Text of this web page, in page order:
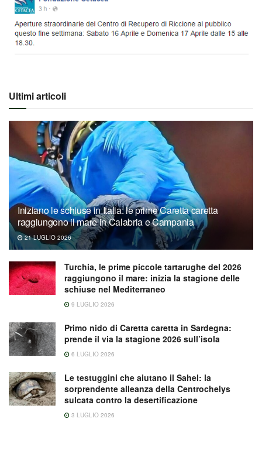
Ultimi articoli
Iniziano le schiuse in Italia: le prime Caretta caretta
raggiungono il mare in Calabria e Campania
21 LUGLIO 2026
Turchia, le prime piccole tartarughe del 2026
raggiungono il mare: inizia la stagione delle
schiuse nel Mediterraneo
9 LUGLIO 2026
Primo nido di Caretta caretta in Sardegna:
prende il via la stagione 2026 sull’isola
6 LUGLIO 2026
Le testuggini che aiutano il Sahel: la
sorprendente alleanza della Centrochelys
sulcata contro la desertificazione
3 LUGLIO 2026